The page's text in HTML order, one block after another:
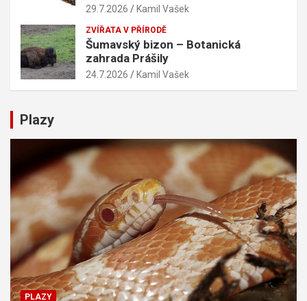
29.7.2026 Kamil Vašek
ZVÍŘATA V PŘÍRODĚ
Šumavský bizon – Botanická
zahrada Prášily
24.7.2026 Kamil Vašek
Plazy
PLAZY